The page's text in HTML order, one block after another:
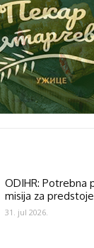
ODIHR: Potrebna
misija za
31. jul 2026.